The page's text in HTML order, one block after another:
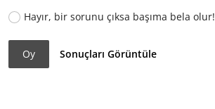
Hayır, bir sorunu çıksa başıma bela olur!
Oy Sonuçları Görüntüle